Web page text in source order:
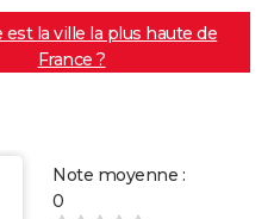
est la ville la plus haute de
France ?
Note moyenne :
0